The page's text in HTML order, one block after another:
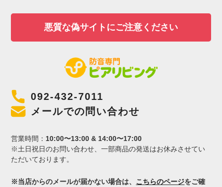
悪質な偽サイトにご注意ください
092-432-7011
メールでの問い合わせ
営業時間： 10:00〜13:00 & 14:00〜17:00
※土日祝日のお問い合わせ、一部商品の発送はお休みさせてい
ただいております。
※当店からのメールが届かない場合は、 こちらのページをご確